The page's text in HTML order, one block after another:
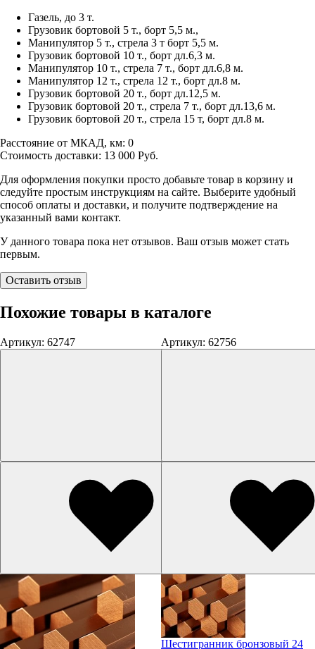
Газель, до 3 т.
Грузовик бортовой 5 т., борт 5,5 м.,
Манипулятор 5 т., стрела 3 т борт 5,5 м.
Грузовик бортовой 10 т., борт дл.6,3 м.
Манипулятор 10 т., стрела 7 т., борт дл.6,8 м.
Манипулятор 12 т., стрела 12 т., борт дл.8 м.
Грузовик бортовой 20 т., борт дл.12,5 м.
Грузовик бортовой 20 т., стрела 7 т., борт дл.13,6 м.
Грузовик бортовой 20 т., стрела 15 т, борт дл.8 м.
Расстояние от МКАД, км: 0
Стоимость доставки: 13 000 Руб.
Для оформления покупки просто добавьте товар в корзину и
следуйте простым инструкциям на сайте. Выберите удобный
способ оплаты и доставки, и получите подтверждение на
указанный вами контакт.
У данного товара пока нет отзывов. Ваш отзыв может стать
первым.
Оставить отзыв
Похожие товары в каталоге
Артикул: 62747 Артикул: 62756
Шестигранник бронзовый 24